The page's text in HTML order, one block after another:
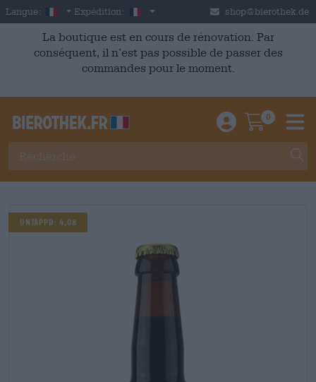
Skip to main content
Langue: French
Expédition: France shop@bierothek.de
La boutique est en cours de rénovation. Par
conséquent, il n’est pas possible de passer des
commandes pour le moment.
Einloggen /
0
Untappd: 4,08